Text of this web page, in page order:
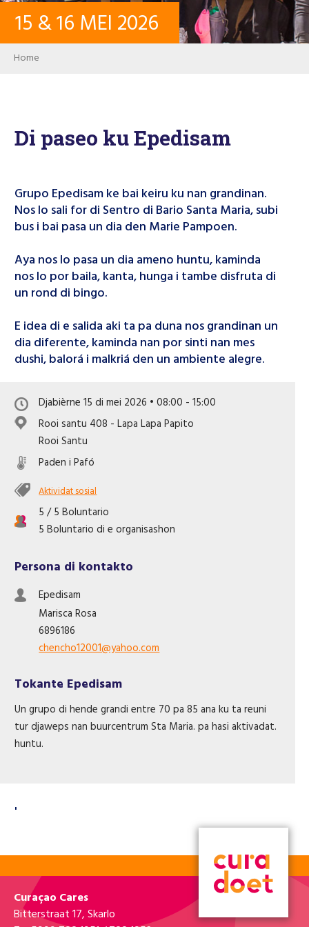
KONTAKTO
Like nos página di Facebook
15 &16 MEI 2026
Breadcrumb
Home
Di paseo ku Epedisam
Grupo Epedisam ke bai keiru ku nan grandinan.
Nos lo sali for di Sentro di Bario Santa Maria, subi
bus i bai pasa un dia den Marie Pampoen.
Aya nos lo pasa un dia ameno huntu, kaminda
nos lo por baila, kanta, hunga i tambe disfruta di
un rond di bingo.
E idea di e salida aki ta pa duna nos grandinan un
dia diferente, kaminda nan por sinti nan mes
dushi, balorá i malkriá den un ambiente alegre.
Djabièrne 15 di mei 2026 • 08:00 - 15:00
Rooi santu 408 - Lapa Lapa Papito
Rooi Santu
Paden i Pafó
Aktividat sosial
5 / 5 Boluntario
5 Boluntario di e organisashon
Persona di kontakto
Epedisam
MariscaRosa
6896186
chencho12001@yahoo.com
Tokante Epedisam
Un grupo di hende grandi entre 70 pa 85 ana ku ta reuni
tur djaweps nan buurcentrum Sta Maria. pa hasi aktivadat.
huntu.
'
Curaçao Cares
Bitterstraat 17, Skarlo